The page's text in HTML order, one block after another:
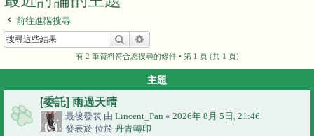
前往進階搜尋
搜尋
有 2 筆資料符合您搜尋的條件 • 第 1 頁 (共 1 頁)
主題
[委託] 雨過天晴
最後發表 由 Lincent_Pan « 2026年 8月 5日, 21:46
發表於 位於 丹青轉印